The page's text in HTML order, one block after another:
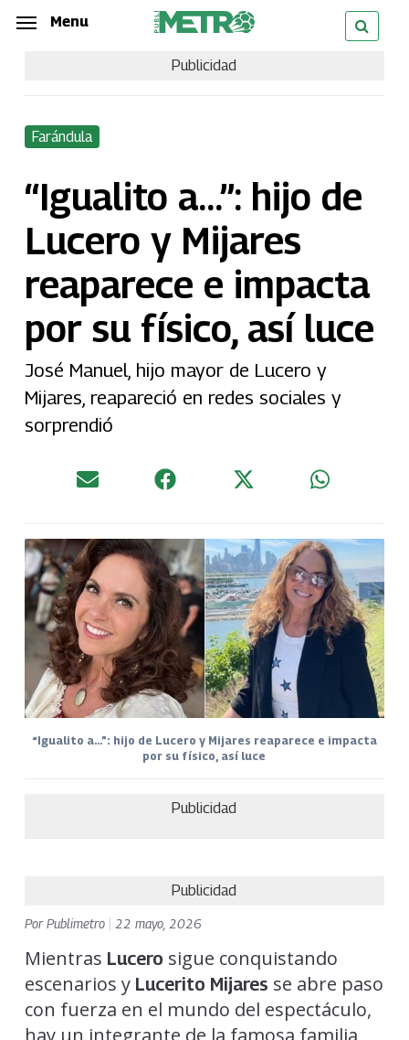
Skip
content
Menu
Publicidad
Farándula
“Igualito a…”: hijo de
Lucero y Mijares
reaparece e impacta
por su físico, así luce
José Manuel, hijo mayor de Lucero y
Mijares, reapareció en redes sociales y
sorprendió
“Igualito a…”: hijo de Lucero y Mijares reaparece e impacta
por su físico, así luce
Publicidad
Publicidad
PorPublimetro 22 mayo, 2026
Mientras Lucero sigue conquistando
escenarios y Lucerito Mijares se abre paso
con fuerza en el mundo del espectáculo,
Menu